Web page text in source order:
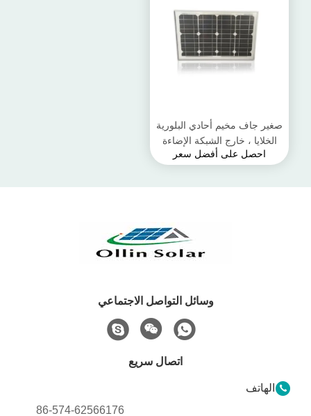
صغير جاف مخيم أحادي البلورية
الخلايا ، خارج الشبكة الإضاءة
12v 40 واط لوحة للطاقة
احصل على أفضل سعر
وسائل التواصل الاجتماعي
اتصال سريع
الهاتف
86-574-62566176